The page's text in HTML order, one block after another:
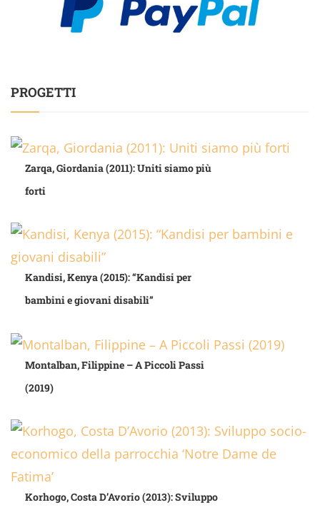
PROGETTI
Zarqa, Giordania (2011): Uniti siamo più
forti
Kandisi, Kenya (2015): “Kandisi per
bambini e giovani disabili”
Montalban, Filippine – A Piccoli Passi
(2019)
Korhogo, Costa D’Avorio (2013): Sviluppo